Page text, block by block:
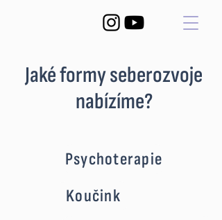
Jaké formy seberozvoje
nabízíme?
Psychoterapie
Koučink